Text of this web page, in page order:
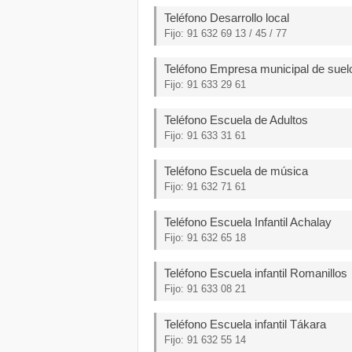
Teléfono Desarrollo local
Fijo: 91 632 69 13 / 45 / 77
Teléfono Empresa municipal de
Fijo: 91 633 29 61
Teléfono Escuela de Adultos
Fijo: 91 633 31 61
Teléfono Escuela de música
Fijo: 91 632 71 61
Teléfono Escuela Infantil Achalay
Fijo: 91 632 65 18
Teléfono Escuela infantil Romanillos
Fijo: 91 633 08 21
Teléfono Escuela infantil Tákara
Fijo: 91 632 55 14